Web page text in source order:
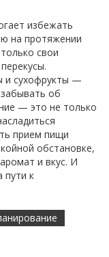
избежать
на протяжении
свои
и сухофрукты —
об
— это не только
прием пищи
обстановке,
и вкус. И
пути к